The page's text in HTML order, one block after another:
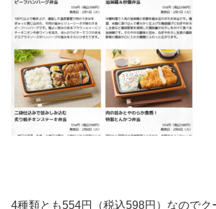
4種類とも554円（税込598円）なのでク